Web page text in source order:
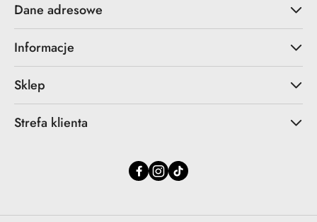
Dane adresowe
Informacje
Sklep
Strefa klienta